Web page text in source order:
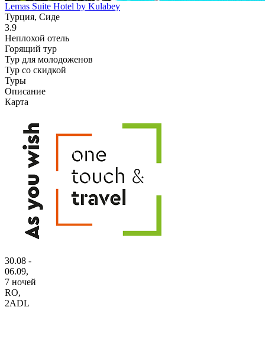
Lemas Suite Hotel by Kulabey
Турция, Сиде
3.9
Неплохой отель
Горящий тур
Тур для молодоженов
Тур со скидкой
Туры
Описание
Карта
30.08 -
06.09,
7 ночей
RO,
2ADL